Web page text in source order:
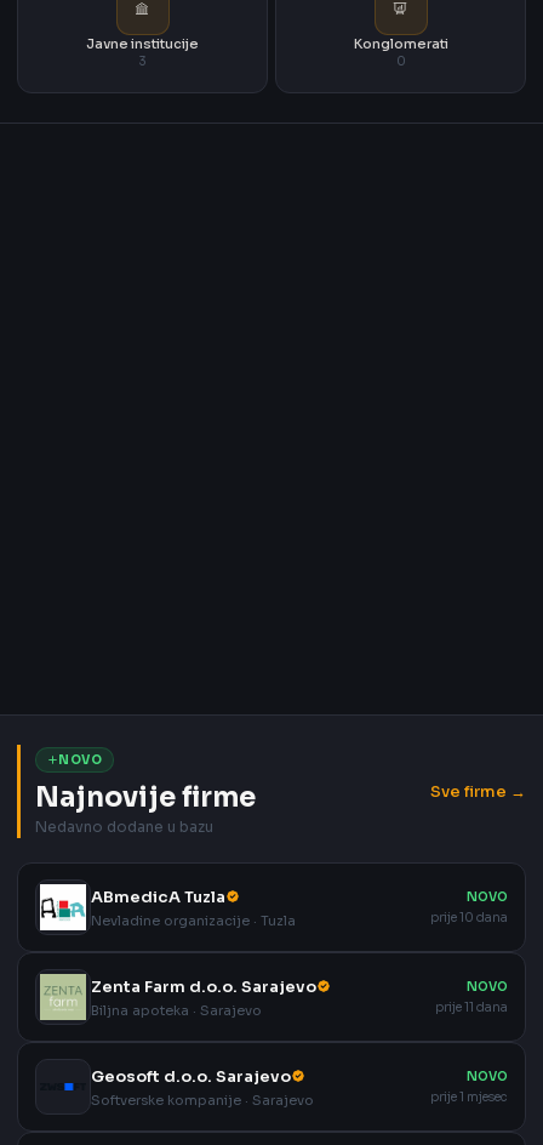
Javne institucije
3
Konglomerati
0
NOVO
Najnovije firme
Nedavno dodane u bazu
Sve firme →
ABmedicA Tuzla
Nevladine organizacije · Tuzla
NOVO
prije 10 dana
Zenta Farm d.o.o. Sarajevo
Biljna apoteka · Sarajevo
NOVO
prije 11 dana
Geosoft d.o.o. Sarajevo
Softverske kompanije · Sarajevo
NOVO
prije 1 mjesec